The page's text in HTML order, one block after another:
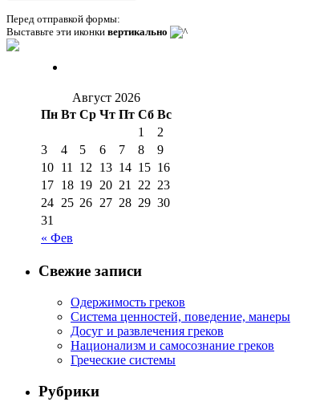
Перед отправкой формы:
Выставьте эти иконки вертикально
Август 2026
Пн Вт Ср Чт Пт Сб Вс
« Фев
1
2
3
4 5 6 7 8
9
10 11 12 13 14 15 16
17 18 19 20 21 22 23
24 25 26 27 28 29 30
31
Свежие записи
Одержимость греков
Система ценностей, поведение, манеры
Досуг и развлечения греков
Национализм и самосознание греков
Греческие системы
Рубрики